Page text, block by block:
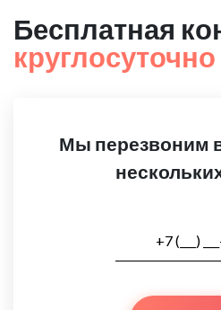
Бесплатная
круглосуточно
Мы перезвоним